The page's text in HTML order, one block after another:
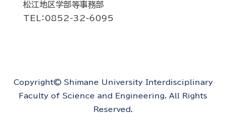
松江地区学部等事務部
TEL：0852-32-6095
Copyright© Shimane University Interdisciplinary
Faculty of Science and Engineering. All Rights
Reserved.